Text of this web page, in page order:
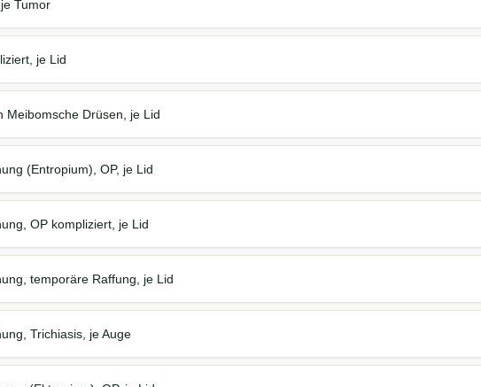
Tumor
je Lid
Meibomsche Drüsen, je Lid
(Entropium), OP, je Lid
OP kompliziert, je Lid
temporäre Raffung, je Lid
Trichiasis, je Auge